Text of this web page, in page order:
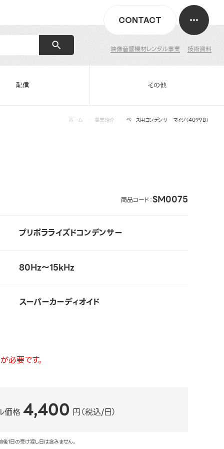
映像音響機材レンタル事業 技術資料
CONTACT
配信 その他
ホーム 事業紹介 ベース用コンデンサーマイク（4099B）
商品コード：SM0075
プリポラライズドコンデンサー
80Hz～15kHz
スーパーカーディオイド
必要です。
価格 4,400 円（税込/日）
1日の受け渡し日は含みません。